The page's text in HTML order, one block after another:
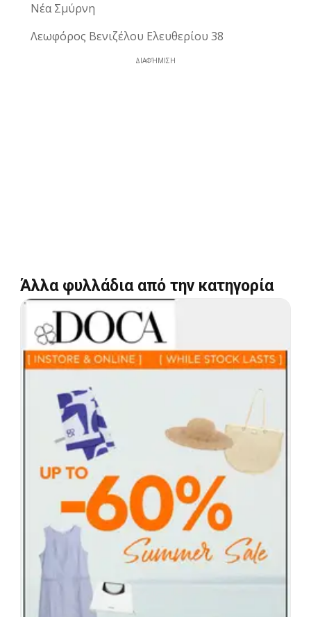
Νέα Σμύρνη
Λεωφόρος Βενιζέλου Ελευθερίου 38
ΔΙΑΦΉΜΙΣΗ
Άλλα φυλλάδια από την κατηγορία